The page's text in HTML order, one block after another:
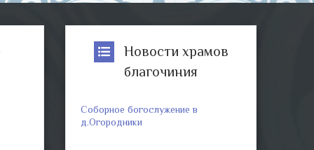
Новости храмов
благочиния
Соборное богослужение в
д.Огородники